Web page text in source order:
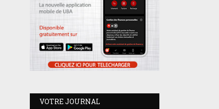
VOTRE JOURNAL